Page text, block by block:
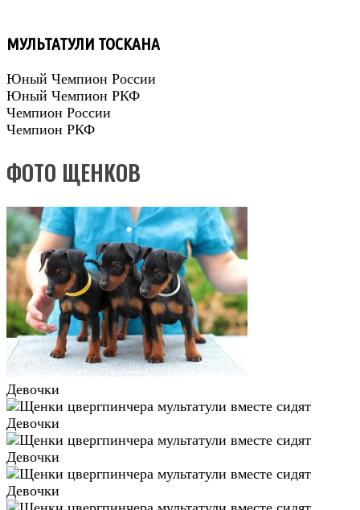
МУЛЬТАТУЛИ ТОСКАНА
Юный Чемпион России
Юный Чемпион РКФ
Чемпион России
Чемпион РКФ
ФОТО ЩЕНКОВ
Девочки
Девочки
Девочки
Девочки